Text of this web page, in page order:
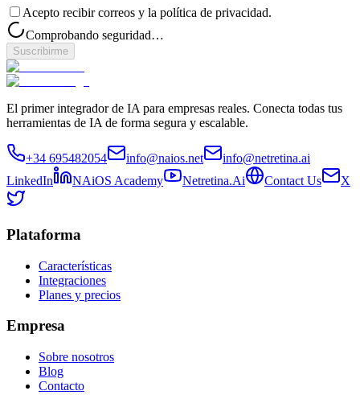
Acepto recibir correos y la política de privacidad.
Comprobando seguridad…
Suscribirme
El primer integrador de IA para empresas reales. Conecta todas tus
herramientas de IA de forma segura y escalable.
+34 695482054 info@naios.net
info@netretina.ai
LinkedIn
NAiOS Academy Netretina.Ai Contact Us X
Plataforma
Características
Integraciones
Planes y precios
Empresa
Sobre nosotros
Blog
Contacto